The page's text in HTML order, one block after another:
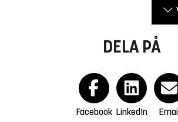
DELA PÅ
Facebook LinkedIn